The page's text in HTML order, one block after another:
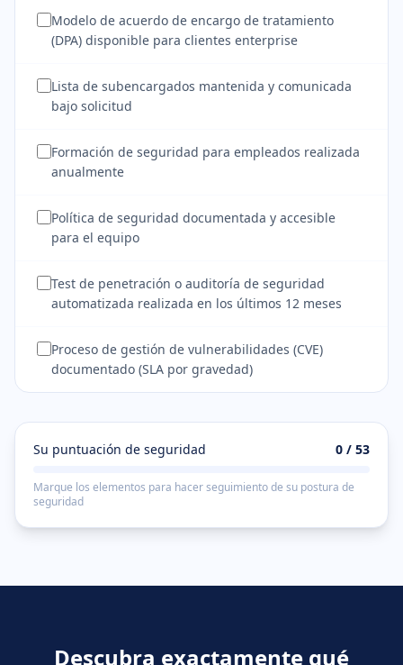
Modelo de acuerdo de encargo de tratamiento
(DPA) disponible para clientes enterprise
Lista de subencargados mantenida y comunicada
bajo solicitud
Formación de seguridad para empleados realizada
anualmente
Política de seguridad documentada y accesible
para el equipo
Test de penetración o auditoría de seguridad
automatizada realizada en los últimos 12 meses
Proceso de gestión de vulnerabilidades (CVE)
documentado (SLA por gravedad)
Su puntuación de seguridad 0 / 53
Marque los elementos para hacer seguimiento de su postura de
seguridad
Descubra exactamente qué